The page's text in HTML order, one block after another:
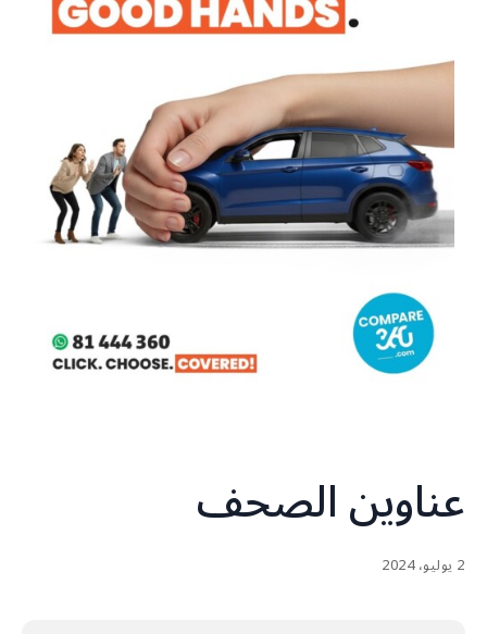
عناوين الصحف
2 يوليو، 2024